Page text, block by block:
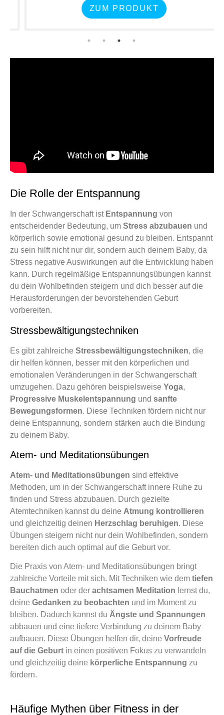
ZUM PRODUKT
Die Rolle der Entspannung
In der Schwangerschaft ist Entspannung von
entscheidender Bedeutung, um Stress abzubauen und
körperlich sowie emotional gesund zu bleiben. Entspannt
zu sein hilft nicht nur dir, sondern auch deinem Baby, da
Stress negative Auswirkungen auf die Entwicklung haben
kann. Durch regelmäßige Entspannungsübungen kannst
du dein Wohlbefinden steigern und dich besser auf die
Herausforderungen der bevorstehenden Geburt
vorbereiten.
Stressbewältigungstechniken
Es gibt zahlreiche Stressbewältigungstechniken, die
dir helfen können, besser mit den körperlichen und
emotionalen Veränderungen in der Schwangerschaft
umzugehen. Dazu gehören beispielsweise Yoga,
Progressive Muskelentspannung und sanfte
Bewegungsformen. Diese Techniken fördern nicht nur
deine Entspannung, sondern stärken auch die Bindung
zu deinem Baby.
Atem- und Meditationsübungen
Atem- und Meditationsübungen sind effektive
Methoden, um in der Schwangerschaft innere Ruhe zu
finden und Stress abzubauen. Durch gezielte
Atemtechniken kannst du deine Atmung kontrollieren
und gleichzeitig deinen Herzschlag beruhigen. Diese
Übungen steigern nicht nur dein Wohlbefinden, sondern
bereiten dich auch optimal auf die Geburt vor.
Die Praxis von Atem- und Meditationsübungen bringt
zahlreiche Vorteile mit sich. Mit Techniken wie dem tiefen
Bauchatmen oder der achtsamen Meditation lernst du,
deine Gedanken zu beobachten und im Moment zu
bleiben. Dadurch kannst du Ängste und Spannungen
abbauen und eine tiefere Verbindung zu deinem Baby
aufbauen. Diese Übungen helfen dir, deine Vorfreude
auf die Geburt in einen positiven Fokus zu verwandeln
und gleichzeitig deine körperliche Entspannung zu
fördern.
Häufige Mythen über Fitness in der